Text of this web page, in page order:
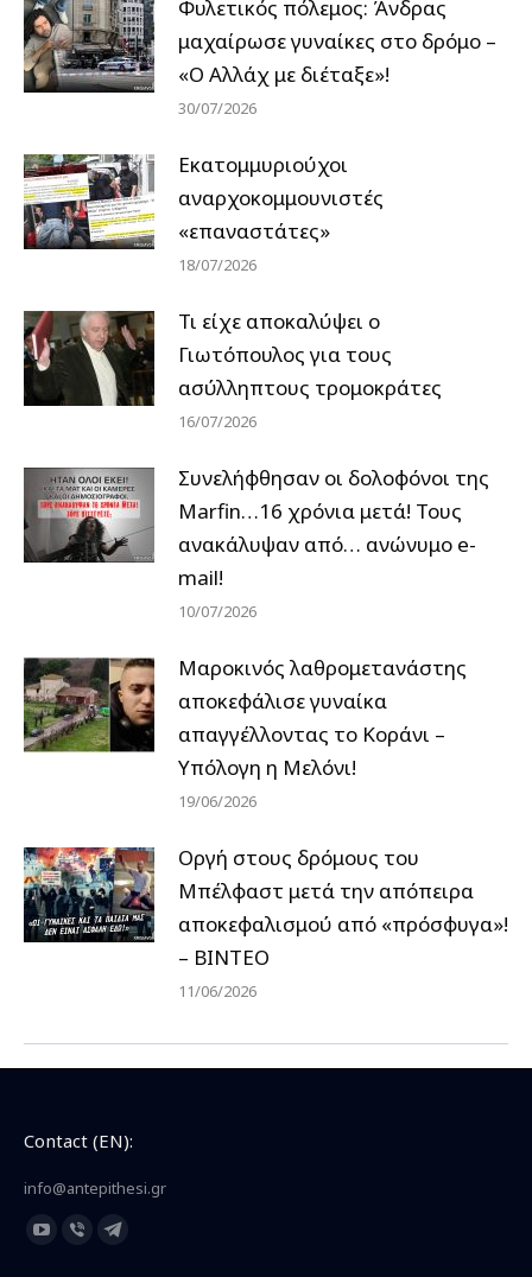
Φυλετικός πόλεμος: Άνδρας
μαχαίρωσε γυναίκες στο δρόμο –
«Ο Αλλάχ με διέταξε»!
30/07/2026
Εκατομμυριούχοι
αναρχοκομμουνιστές
«επαναστάτες»
18/07/2026
Τι είχε αποκαλύψει ο
Γιωτόπουλος για τους
ασύλληπτους τρομοκράτες
16/07/2026
Συνελήφθησαν οι δολοφόνοι της
Marfin…16 χρόνια μετά! Τους
ανακάλυψαν από… ανώνυμο e-
mail!
10/07/2026
Μαροκινός λαθρομετανάστης
αποκεφάλισε γυναίκα
απαγγέλλοντας το Κοράνι –
Υπόλογη η Μελόνι!
19/06/2026
Οργή στους δρόμους του
Μπέλφαστ μετά την απόπειρα
αποκεφαλισμού από «πρόσφυγα»!
– ΒΙΝΤΕΟ
11/06/2026
Contact (EN):
info@antepithesi.gr
Find us on:
YouTubeViberTelegram